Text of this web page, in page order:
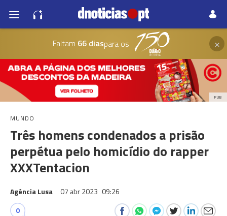
Faltam 66 diaspara os ×
PUB
MUNDO
Três homens condenados a prisão
perpétua pelo homicídio do rapper
XXXTentacion
Agência Lusa 07 abr 2023 09:26
0